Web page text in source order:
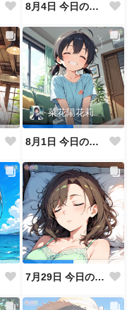
8月4日 今日のなばなけ
菜花陽花莉
8月1日 今日のなばなけ
7月29日 今日のなばなけ